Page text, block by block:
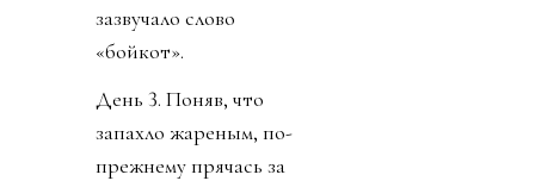
зазвучало слово
«бойкот».
День 3. Поняв, что
запахло жареным, по-
прежнему прячась за